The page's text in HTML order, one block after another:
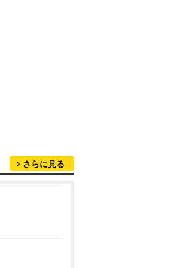
さらに見る